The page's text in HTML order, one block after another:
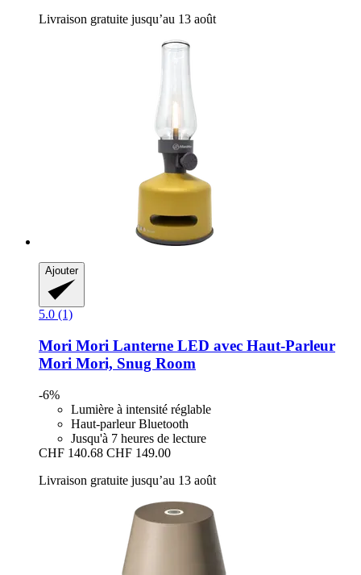
Livraison gratuite jusqu’au 13 août
Ajouter
5.0 (1)
Mori Mori Lanterne LED avec Haut-​Parleur
Mori Mori, Snug Room
-6%
Lumière à intensité réglable
Haut-parleur Bluetooth
Jusqu'à 7 heures de lecture
CHF 140.68 CHF 149.00
Livraison gratuite jusqu’au 13 août